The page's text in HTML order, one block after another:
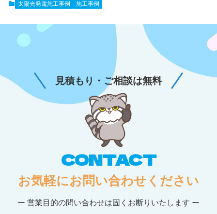
太陽光発電施工事例 施工事例
見積もり・ご相談は無料
CONTACT
お気軽にお問い合わせください
ー 営業目的の問い合わせは固くお断りいたします ー